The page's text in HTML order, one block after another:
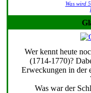
Was wird
Wer kennt heute
(1714-1770)?
Erweckungen in der
Was war der